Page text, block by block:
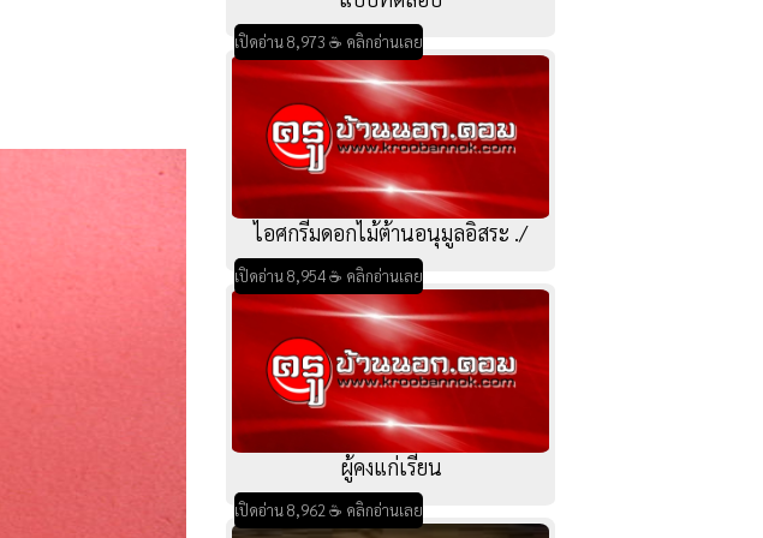
เปิดอ่าน 8,973 ☕ คลิกอ่านเลย
ไอศกรีมดอกไม้ต้านอนุมูลอิสระ ./
เปิดอ่าน 8,954 ☕ คลิกอ่านเลย
ผู้คงแก่เรียน
เปิดอ่าน 8,962 ☕ คลิกอ่านเลย